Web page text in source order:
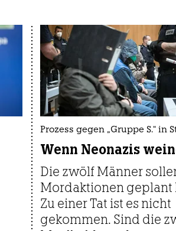
Prozess gegen „Gruppe S.“ in
Wenn Neonazis
Die zwölf Männer
Mordaktionen geplant
Zu einer Tat ist es nicht
gekommen. Sind die